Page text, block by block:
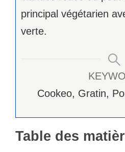
principal végétarien
verte.
Cookeo, Gratin,
Table des